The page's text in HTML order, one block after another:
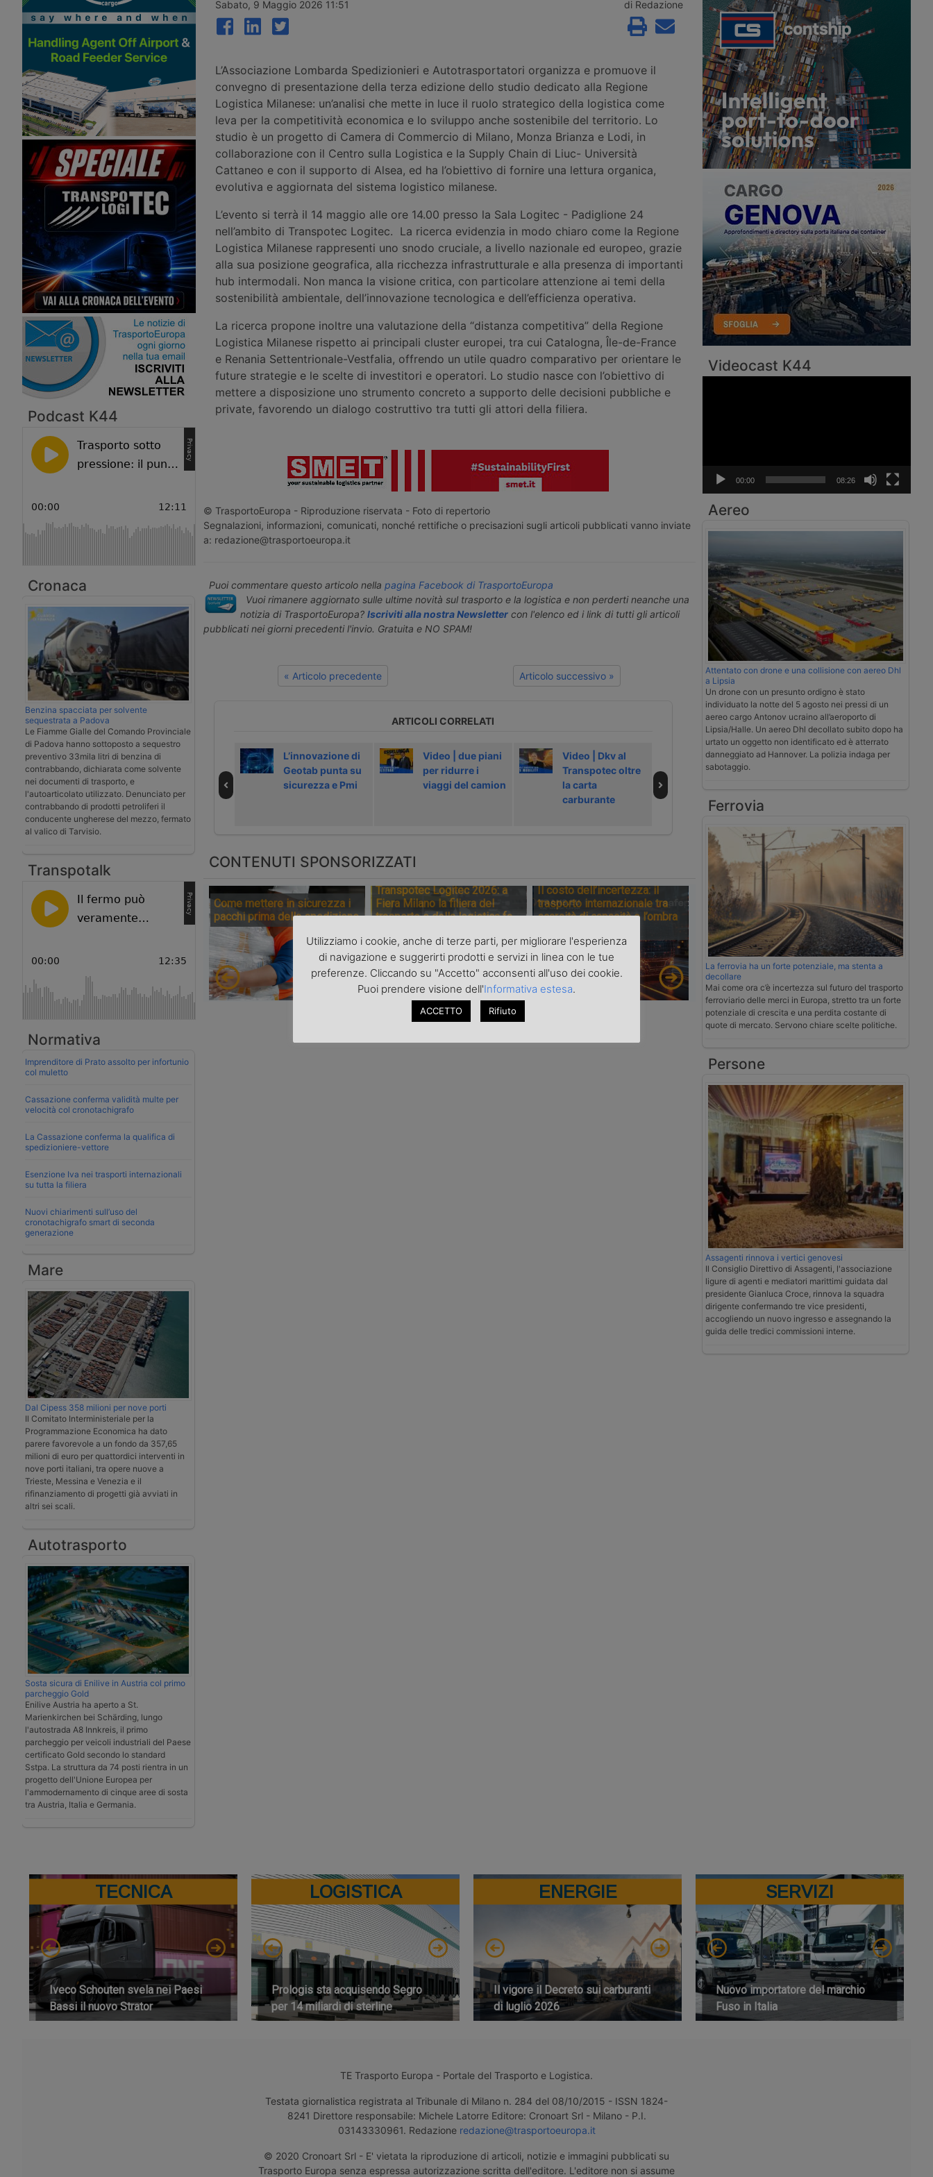
gestione digitale delle flotte. Ha
presentato la versione 4G del Dkv
Box Europe.
Milano. La gamma DT Spare Parts
supera 50mila referenze, con oltre
7.600 articoli per veicoli commerciali
professionale. Esposti sette veicoli
dei marchi rappresentati.
pneumatici per il trasporto regionale.
Podcast K44
Cronaca
Benzina spacciata per solvente
sequestrata a Padova
Le Fiamme Gialle del Comando Provinciale
di Padova hanno sottoposto a sequestro
preventivo 33mila litri di benzina di
contrabbando, dichiarata come solvente
nei documenti di trasporto, e
l'autoarticolato utilizzato. Denunciato per
contrabbando di prodotti petroliferi il
conducente ungherese del mezzo, fermato
al valico di Tarvisio.
Transpotalk
Normativa
Imprenditore di Prato assolto per infortunio
col muletto
Cassazione conferma validità multe per
velocità col cronotachigrafo
La Cassazione conferma la qualifica di
spedizioniere-vettore
Esenzione Iva nei trasporti internazionali
su tutta la filiera
Nuovi chiarimenti sull’uso del
cronotachigrafo smart di seconda
generazione
Mare
Dal Cipess 358 milioni per nove porti
Il Comitato Interministeriale per la
Programmazione Economica ha dato
parere favorevole a un fondo da 357,65
milioni di euro per quattordici interventi in
nove porti italiani, tra opere nuove a
Trieste, Messina e Venezia e il
rifinanziamento di progetti già avviati in
altri sei scali.
Autotrasporto
Sosta sicura di Enilive in Austria col primo
parcheggio Gold
Enilive Austria ha aperto a St.
Marienkirchen bei Schärding, lungo
l'autostrada A8 Innkreis, il primo
parcheggio per veicoli industriali del Paese
certificato Gold secondo lo standard
Sstpa. La struttura da 74 posti rientra in un
progetto dell'Unione Europea per
l'ammodernamento di cinque aree di sosta
tra Austria, Italia e Germania.
Sabato, 9 Maggio 2026 11:51 di Redazione
L’Associazione Lombarda Spedizionieri e Autotrasportatori organizza e promuove il
convegno di presentazione della terza edizione dello studio dedicato alla Regione
Logistica Milanese: un’analisi che mette in luce il ruolo strategico della logistica come
leva per la competitività economica e lo sviluppo anche sostenibile del territorio. Lo
studio è un progetto di Camera di Commercio di Milano, Monza Brianza e Lodi, in
collaborazione con il Centro sulla Logistica e la Supply Chain di Liuc- Università
Cattaneo e con il supporto di Alsea, ed ha l’obiettivo di fornire una lettura organica,
evolutiva e aggiornata del sistema logistico milanese.
L’evento si terrà il 14 maggio alle ore 14.00 presso la Sala Logitec - Padiglione 24
nell’ambito di Transpotec Logitec. La ricerca evidenzia in modo chiaro come la Regione
Logistica Milanese rappresenti uno snodo cruciale, a livello nazionale ed europeo, grazie
alla sua posizione geografica, alla ricchezza infrastrutturale e alla presenza di importanti
hub intermodali. Non manca la visione critica, con particolare attenzione ai temi della
sostenibilità ambientale, dell’innovazione tecnologica e dell’efficienza operativa.
La ricerca propone inoltre una valutazione della “distanza competitiva” della Regione
Logistica Milanese rispetto ai principali cluster europei, tra cui Catalogna, Île-de-France
e Renania Settentrionale-Vestfalia, offrendo un utile quadro comparativo per orientare le
future strategie e le scelte di investitori e operatori. Lo studio nasce con l’obiettivo di
mettere a disposizione uno strumento concreto a supporto delle decisioni pubbliche e
private, favorendo un dialogo costruttivo tra tutti gli attori della filiera.
© TrasportoEuropa - Riproduzione riservata - Foto di repertorio
Segnalazioni, informazioni, comunicati, nonché rettifiche o precisazioni sugli articoli pubblicati vanno inviate
a: redazione@trasportoeuropa.it
Puoi commentare questo articolo nella pagina Facebook di TrasportoEuropa
Vuoi rimanere aggiornato sulle ultime novità sul trasporto e la logistica e non perderti neanche una
notizia di TrasportoEuropa? Iscriviti alla nostra Newslettercon l'elenco ed i link di tutti gli articoli
pubblicati nei giorni precedenti l'invio. Gratuita e NO SPAM!
« Articolo precedente Articolo successivo »
ARTICOLI CORRELATI
L’associazione
Laisn debutta al
Transpotec 2026
Brigade integra
radar e
L’innovazione di
Geotab punta su
sicurezza e Pmi
Video | due piani
per ridurre i
viaggi del camion
Video | Dkv al
Transpotec oltre
la carta
carburante
Zucchetti
presenta una
integrata
software e robot
Golia360 punta
CONTENUTI SPONSORIZZATI
Come mettere in sicurezza i
pacchi prima della spedizione
Transpotec Logitec 2026: a
Fiera Milano la filiera del
trasporto e della logistica fa
Il costo dell’incertezza: il
trasporto internazionale tra
scarsità di capacità e l’ombra
Videocast K44
00:00 08:26
Aereo
Attentato con drone e una collisione con aereo Dhl
a Lipsia
Un drone con un presunto ordigno è stato
individuato la notte del 5 agosto nei pressi di un
aereo cargo Antonov ucraino all’aeroporto di
Lipsia/Halle. Un aereo Dhl decollato subito dopo ha
urtato un oggetto non identificato ed è atterrato
danneggiato ad Hannover. La polizia indaga per
sabotaggio.
Ferrovia
La ferrovia ha un forte potenziale, ma stenta a
decollare
Mai come ora c’è incertezza sul futuro del trasporto
ferroviario delle merci in Europa, stretto tra un forte
potenziale di crescita e una perdita costante di
quote di mercato. Servono chiare scelte politiche.
Persone
Assagenti rinnova i vertici genovesi
Il Consiglio Direttivo di Assagenti, l'associazione
ligure di agenti e mediatori marittimi guidata dal
presidente Gianluca Croce, rinnova la squadra
dirigente confermando tre vice presidenti,
accogliendo un nuovo ingresso e assegnando la
guida delle tredici commissioni interne.
TECNICA
Iveco Schouten svela nei Paesi
Bassi il nuovo Strator
LOGISTICA
Prologis sta acquisendo Segro
per 14 miliardi di sterline
ENERGIE
Il vigore il Decreto sui carburanti
di luglio 2026
SERVIZI
Nuovo importatore del marchio
Fuso in Italia
TE Trasporto Europa - Portale del Trasporto e Logistica.
Testata giornalistica registrata al Tribunale di Milano n. 284 del 08/10/2015 - ISSN 1824-
8241 Direttore responsabile: Michele Latorre Editore: Cronoart Srl - Milano - P.I.
03143330961. Redazione redazione@trasportoeuropa.it
© 2020 Cronoart Srl - E' vietata la riproduzione di articoli, notizie e immagini pubblicati su
Trasporto Europa senza espressa autorizzazione scritta dell'editore. L'editore non si assume
Utilizziamo i cookie, anche di terze parti, per migliorare l'esperienza
di navigazione e suggerirti prodotti e servizi in linea con le tue
preferenze. Cliccando su "Accetto" acconsenti all'uso dei cookie.
Puoi prendere visione dell'Informativa estesa.
ACCETTO Rifiuto